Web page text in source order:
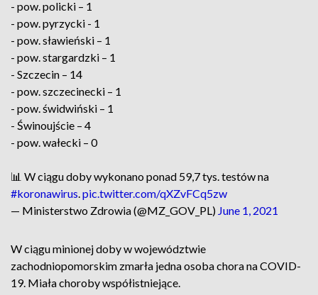
- pow. policki – 1
- pow. pyrzycki - 1
- pow. sławieński – 1
- pow. stargardzki – 1
- Szczecin – 14
- pow. szczecinecki – 1
- pow. świdwiński – 1
- Świnoujście – 4
- pow. wałecki – 0
📊 W ciągu doby wykonano ponad 59,7 tys. testów na
#koronawirus.pic.twitter.com/qXZvFCq5zw
— Ministerstwo Zdrowia (@MZ_GOV_PL) June 1, 2021
W ciągu minionej doby w województwie
zachodniopomorskim zmarła jedna osoba chora na COVID-
19. Miała choroby współistniejące.